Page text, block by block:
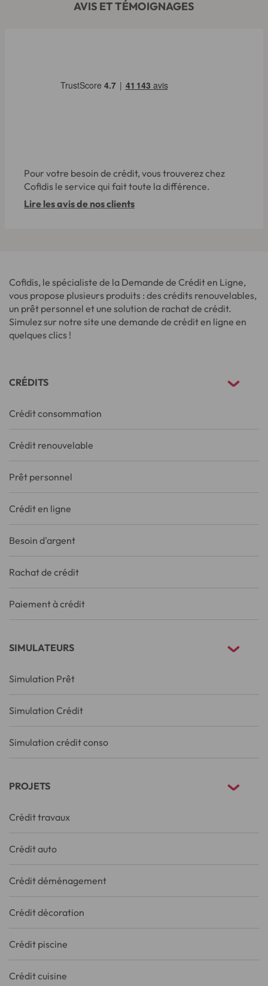
AVIS ET TÉMOIGNAGES
Pour votre besoin de crédit, vous trouverez chez
Cofidis le service qui fait toute la différence.
Lire les avis de nos clients
Cofidis, le spécialiste de la Demande de Crédit en Ligne,
vous propose plusieurs produits : des crédits renouvelables,
un prêt personnel et une solution de rachat de crédit.
Simulez sur notre site une demande de crédit en ligne en
quelques clics !
CRÉDITS
Crédit consommation
Crédit renouvelable
Prêt personnel
Crédit en ligne
Besoin d'argent
Rachat de crédit
Paiement à crédit
SIMULATEURS
Simulation Prêt
Simulation Crédit
Simulation crédit conso
PROJETS
Crédit travaux
Crédit auto
Crédit déménagement
Crédit décoration
Crédit piscine
Crédit cuisine